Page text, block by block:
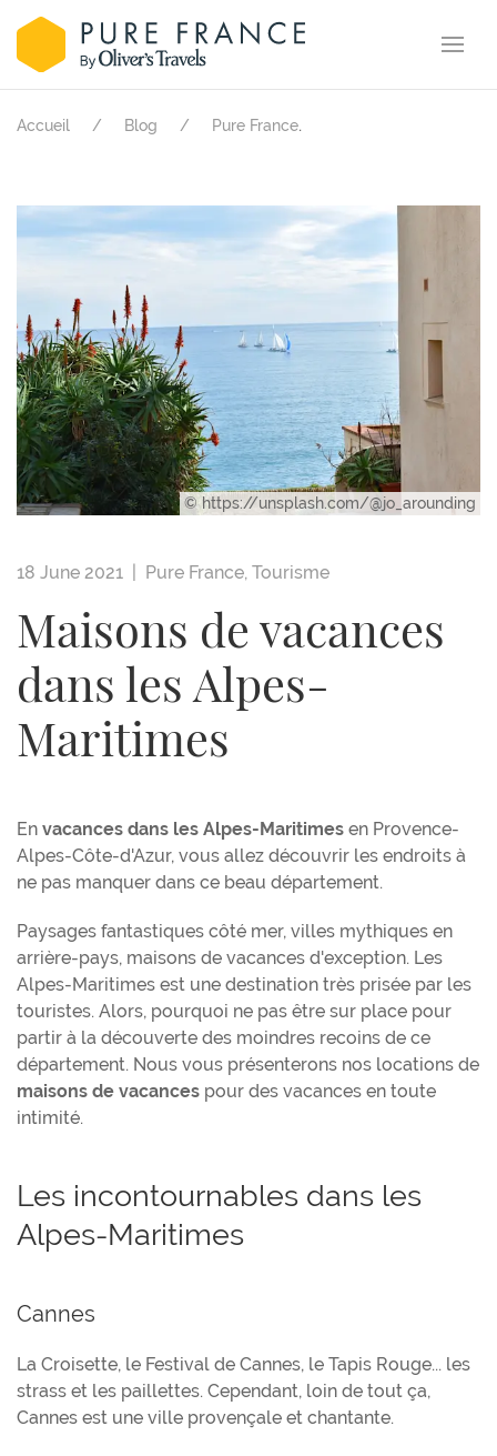
Accueil Blog Pure France.
© https://unsplash.com/@jo_arounding
18 June 2021 | Pure France, Tourisme
Maisons de vacances
dans les Alpes-
Maritimes
En vacances dans les Alpes-Maritimes en Provence-
Alpes-Côte-d'Azur, vous allez découvrir les endroits à
ne pas manquer dans ce beau département.
Paysages fantastiques côté mer, villes mythiques en
arrière-pays, maisons de vacances d'exception. Les
Alpes-Maritimes est une destination très prisée par les
touristes. Alors, pourquoi ne pas être sur place pour
partir à la découverte des moindres recoins de ce
département. Nous vous présenterons nos locations de
maisons de vacances pour des vacances en toute
intimité.
Les incontournables dans les
Alpes-Maritimes
Cannes
La Croisette, le Festival de Cannes, le Tapis Rouge... les
strass et les paillettes. Cependant, loin de tout ça,
Cannes est une ville provençale et chantante.